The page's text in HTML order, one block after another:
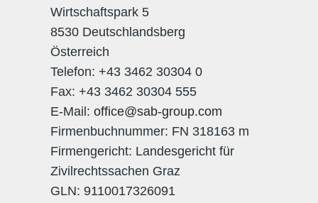
Wirtschaftspark 5
8530 Deutschlandsberg
Österreich
Telefon: +43 3462 30304 0
Fax: +43 3462 30304 555
E-Mail:office@sab-group.com
Firmenbuchnummer: FN 318163 m
Firmengericht: Landesgericht für
Zivilrechtssachen Graz
GLN: 9110017326091